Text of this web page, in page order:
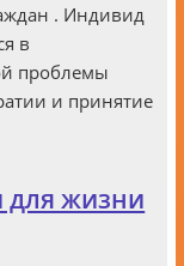
. Индивид
в
проблемы
и принятие
для жизни